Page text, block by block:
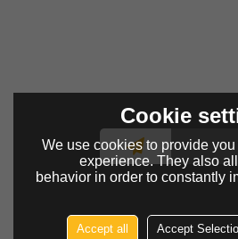
Cookie
We use cookies to provide
experience. They also
behavior in order to constantly
Accept
Accept all